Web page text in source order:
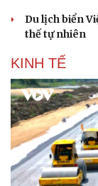
Âm nhạc
Di sản
Du lịch biển
thế tự nhiên
KINH TẾ